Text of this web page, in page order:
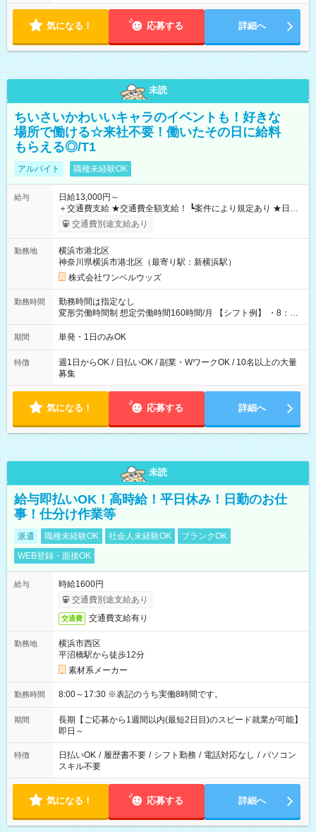
気になる！ 応募する 詳細へ
未読
ちいさいかわいいキャラのイベントも！好きな
場所で働ける☆来社不要！働いたその日に給料
もらえる◎/T1
アルバイト 職種未経験OK
給与
日給13,000円～
＋交通費支給 ★交通費全額支給！ ┗案件により規定あり ★日払
いOK！（規定あり） ┗働いたその日に現金GET♪ お仕事後はコ
ンビニATMから 日払い分を引き落とせます！ 【試用期間】試
交通費別途支給あり
勤務地
横浜市港北区
神奈川県横浜市港北区（最寄り駅：新横浜駅）
株式会社ワンベルウッズ
勤務時間
勤務時間は指定なし
変形労働時間制 想定労働時間160時間/月 【シフト例】 ・8：00
～21：00
期間 単発・1日のみOK
特徴
週1日からOK / 日払いOK / 副業・WワークOK / 10名以上の大量
募集
気になる！ 応募する 詳細へ
未読
給与即払いOK！高時給！平日休み！日勤のお仕
事！仕分け作業等
派遣 職種未経験OK 社会人未経験OK
ブランクOK
WEB登録・面接OK
給与
時給1600円
交通費別途支給あり
交通費 交通費支給有り
勤務地
横浜市西区
平沼橋駅から徒歩12分
素材系メーカー
勤務時間 8:00～17:30 ※表記のうち実働8時間です。
期間
長期【ご応募から1週間以内(最短2日目)のスピード就業が可能】
即日～
特徴 日払いOK / 履歴書不要 / シフト勤務 / 電話対応なし / パソコン
スキル不要
気になる！ 応募する 詳細へ